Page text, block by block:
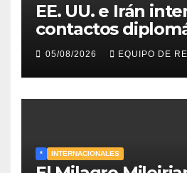
EE. UU. e Irán
contactos
la mediación de
reabrir el
05/08/2026 EQUIPO DE
* INTERNACIONALES